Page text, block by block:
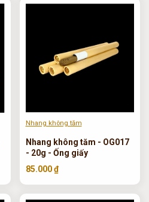
Nhang không tăm
Nhang không tăm - OG017
- 20g - Ống giấy
85.000 ₫